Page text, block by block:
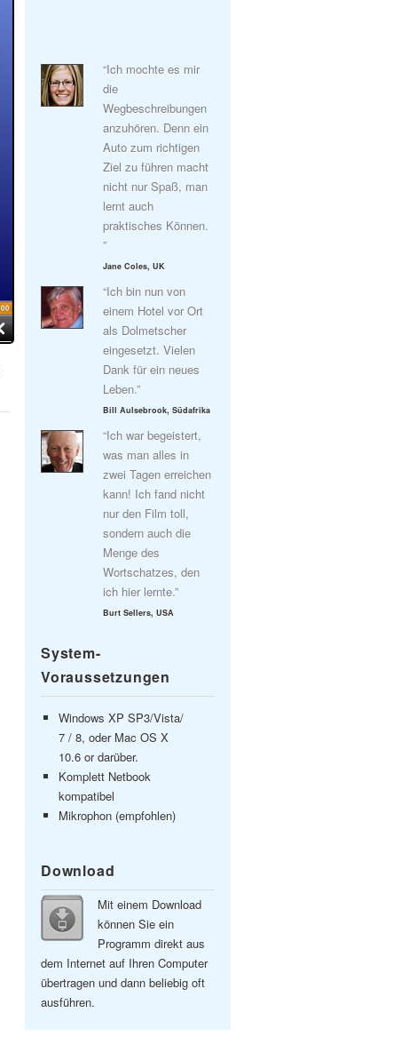
“Ich mochte es mir
die
Wegbeschreibungen
anzuhören. Denn ein
Auto zum richtigen
Ziel zu führen macht
nicht nur Spaß, man
lernt auch
praktisches Können.
”
Jane Coles, UK
“Ich bin nun von
einem Hotel vor Ort
als Dolmetscher
eingesetzt. Vielen
Dank für ein neues
Leben.”
Bill Aulsebrook, Südafrika
“Ich war begeistert,
was man alles in
zwei Tagen erreichen
kann! Ich fand nicht
nur den Film toll,
sondern auch die
Menge des
Wortschatzes, den
ich hier lernte.”
Burt Sellers, USA
System-
Voraussetzungen
Windows XP SP3/Vista/
7 / 8, oder Mac OS X
10.6 or darüber.
Komplett Netbook
kompatibel
Mikrophon (empfohlen)
Download
Mit einem Download
können Sie ein
Programm direkt aus
dem Internet auf Ihren Computer
übertragen und dann beliebig oft
ausführen.